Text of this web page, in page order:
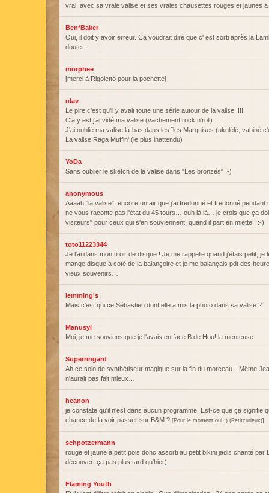
vrai, avec sa vraie valise et ses vraies chausettes rouges et jaunes a
Ben*Baker
Oui, il doit y avoir erreur. Ca voudrait dire que c' est sorti après la
doute…
morphee
[merci à Rigoletto pour la pochette]
olav
Le pire c'est qu'il y avait toute une série autour de la valise !!!!
C'a y est j'ai vidé ma valise (vachement rock n'roll)
J'ai oublié ma valise là-bas dans les îles Marquises (ukulélé, vahiné
La valise Raga Muffin' (le plus inattendu)
YoDa
Sans oublier le sketch de la valise dans "Les bronzés" ;-)
anonymous
Aaaah "la valise", encore un air que j'ai fredonné et fredonné pendant
ne vous raconte pas l'état du 45 tours… ouh là là… je crois que ça
visiteurs" pour ceux qui s'en souviennent, quand il part en miette ! :-)
toto11223344
Je l'ai dans mon tiroir de disque ! Je me rappelle quand j'étais petit, je
mange disque à coté de la balançoire et je me balançais pdt des
vieux souvenirs…
lemming's
Mais c'est qui ce Sébastien dont elle a mis la photo dans sa valise ?
Manusyl
Moi, je me souviens que je l'avais en face B de Hou! la menteuse
Superringard
Ah ce solo de synthétiseur magique sur la fin du morceau…Même
n'aurait pas fait mieux…
hcanon
je constate qu'il n'est dans aucun programme. Est-ce que ça signifie
chance de la voir passer sur B&M ? [Pour le moment oui :) (Petitcurieux)]
schpotzermann
rouge et jaune à petit pois donc assorti au petit bikini jadis chanté par
découvert ça pas plus tard qu'hier)
Flaming Youth